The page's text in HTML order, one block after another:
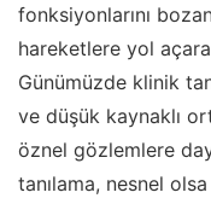
fonksiyonlarını
hareketlere yol
Günümüzde klinik
ve düşük kaynaklı
öznel gözlemlere
tanılama, nesnel